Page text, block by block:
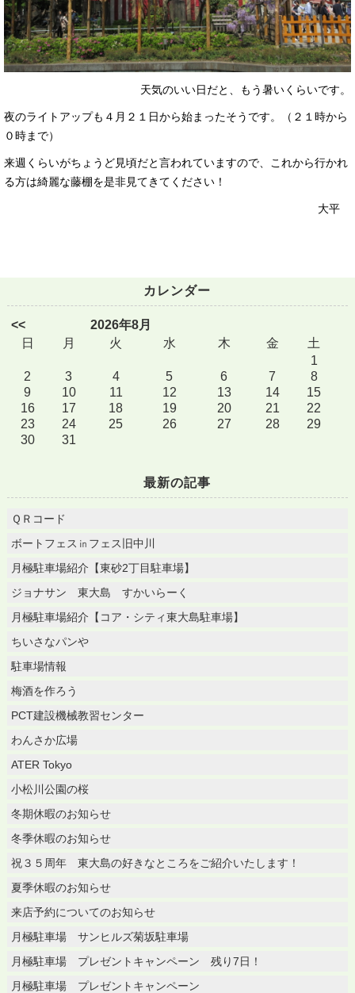
天気のいい日だと、もう暑いくらいです。
夜のライトアップも４月２１日から始まったそうです。（２１時から
０時まで）
来週くらいがちょうど見頃だと言われていますので、これから行かれ
る方は綺麗な藤棚を是非見てきてください！
大平
カレンダー
<<
2026年8月
日
月 火 水 木 金
土
1
2
3 4 5 6 7
8
9
10 11 12 13 14
15
16
17 18 19 20 21
22
23
24 25 26 27 28
29
30
31
最新の記事
ＱＲコード
ボートフェス㏌フェス旧中川
月極駐車場紹介【東砂2丁目駐車場】
ジョナサン 東大島 すかいらーく
月極駐車場紹介【コア・シティ東大島駐車場】
ちいさなパンや
駐車場情報
梅酒を作ろう
PCT建設機械教習センター
わんさか広場
ATER Tokyo
小松川公園の桜
冬期休暇のお知らせ
冬季休暇のお知らせ
祝３５周年 東大島の好きなところをご紹介いたします！
夏季休暇のお知らせ
来店予約についてのお知らせ
月極駐車場 サンヒルズ菊坂駐車場
月極駐車場 プレゼントキャンペーン 残り7日！
月極駐車場 プレゼントキャンペーン